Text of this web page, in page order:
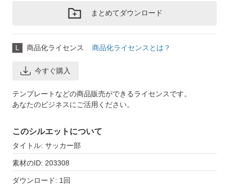
まとめてダウンロード
L 商品化ライセンス 商品化ライセンスとは？
今すぐ購入
テンプレートなどの商品販売ができるライセンスです。
あなたのビジネスにご活用ください。
このシルエットについて
タイトル: サッカー部
素材のID: 203308
ダウンロード: 1回